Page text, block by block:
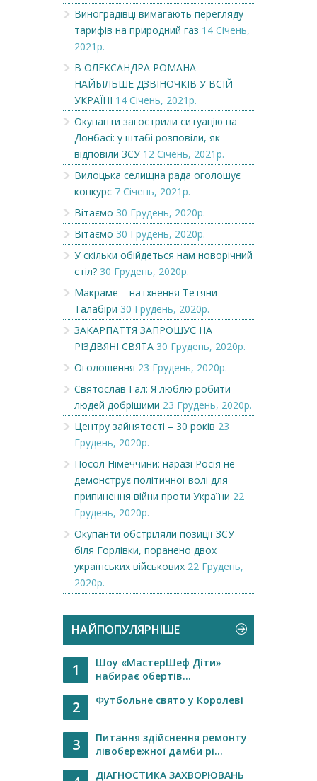
Виноградівці вимагають перегляду
тарифів на природний газ 14 Січень,
2021р.
В ОЛЕКСАНДРА РОМАНА
НАЙБІЛЬШЕ ДЗВІНОЧКІВ У ВСІЙ
УКРАЇНІ 14 Січень, 2021р.
Окупанти загострили ситуацію на
Донбасі: у штабі розповіли, як
відповіли ЗСУ 12 Січень, 2021р.
Вилоцька селищна рада оголошує
конкурс 7 Січень, 2021р.
Вітаємо 30 Грудень, 2020р.
Вітаємо 30 Грудень, 2020р.
У скільки обійдеться нам новорічний
стіл? 30 Грудень, 2020р.
Макраме – натхнення Тетяни
Талабіри 30 Грудень, 2020р.
ЗАКАРПАТТЯ ЗАПРОШУЄ НА
РІЗДВЯНІ СВЯТА 30 Грудень, 2020р.
Оголошення 23 Грудень, 2020р.
Святослав Гал: Я люблю робити
людей добрішими 23 Грудень, 2020р.
Центру зайнятості – 30 років 23
Грудень, 2020р.
Посол Німеччини: наразі Росія не
демонструє політичної волі для
припинення війни проти України 22
Грудень, 2020р.
Окупанти обстріляли позиції ЗСУ
біля Горлівки, поранено двох
українських військових 22 Грудень,
2020р.
НАЙПОПУЛЯРНІШЕ
1
Шоу «МастерШеф Діти»
набирає обертів...
2 Футбольне свято у Королеві
3
Питання здійснення ремонту
лівобережної дамби рі...
ДІАГНОСТИКА ЗАХВОРЮВАНЬ